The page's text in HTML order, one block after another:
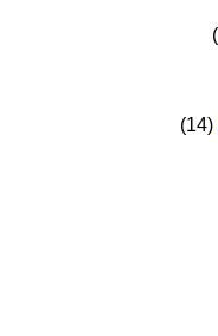
(14)